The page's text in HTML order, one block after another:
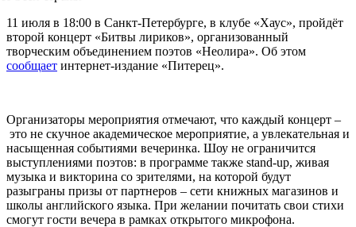
11 июля в 18:00 в Санкт-Петербурге, в клубе «Хаус», пройдёт
второй концерт «Битвы лириков», организованный
творческим объединением поэтов «Неолира». Об этом
сообщает интернет-издание «Питерец».
Организаторы мероприятия отмечают, что каждый концерт –
это не скучное академическое мероприятие, а увлекательная и
насыщенная событиями вечеринка. Шоу не ограничится
выступлениями поэтов: в программе также stand-up, живая
музыка и викторина со зрителями, на которой будут
разыграны призы от партнеров – сети книжных магазинов и
школы английского языка. При желании почитать свои стихи
смогут гости вечера в рамках открытого микрофона.